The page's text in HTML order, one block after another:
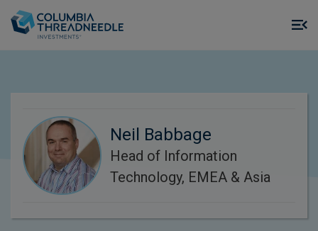
Neil Babbage
Head of Information
Technology, EMEA & Asia